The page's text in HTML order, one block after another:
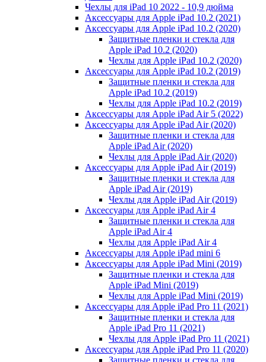
Чехлы для iPad 10 2022 - 10,9 дюйма
Аксессуары для Apple iPad 10.2 (2021)
Аксессуары для Apple iPad 10.2 (2020)
Защитные пленки и стекла для
Apple iPad 10.2 (2020)
Чехлы для Apple iPad 10.2 (2020)
Аксессуары для Apple iPad 10.2 (2019)
Защитные пленки и стекла для
Apple iPad 10.2 (2019)
Чехлы для Apple iPad 10.2 (2019)
Аксессуары для Apple iPad Air 5 (2022)
Аксессуары для Apple iPad Air (2020)
Защитные пленки и стекла для
Apple iPad Air (2020)
Чехлы для Apple iPad Air (2020)
Аксессуары для Apple iPad Air (2019)
Защитные пленки и стекла для
Apple iPad Air (2019)
Чехлы для Apple iPad Air (2019)
Аксессуары для Apple iPad Air 4
Защитные пленки и стекла для
Apple iPad Air 4
Чехлы для Apple iPad Air 4
Аксессуары для Apple iPad mini 6
Аксессуары для Apple iPad Mini (2019)
Защитные пленки и стекла для
Apple iPad Mini (2019)
Чехлы для Apple iPad Mini (2019)
Аксессуары для Apple iPad Pro 11 (2021)
Защитные пленки и стекла для
Apple iPad Pro 11 (2021)
Чехлы для Apple iPad Pro 11 (2021)
Аксессуары для Apple iPad Pro 11 (2020)
Защитные пленки и стекла для